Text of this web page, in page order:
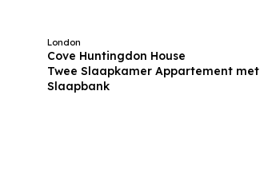
London
Cove Huntingdon House
Twee Slaapkamer Appartement met
Slaapbank